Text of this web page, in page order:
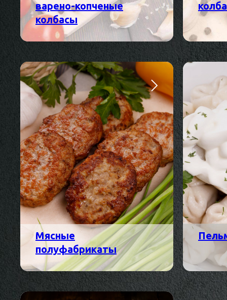
варено-копченые
колбасы
Мясные
полуфабрикаты